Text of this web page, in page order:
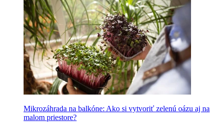
Mikrozáhrada na balkóne: Ako si vytvoriť zelenú oázu aj na
malom priestore?